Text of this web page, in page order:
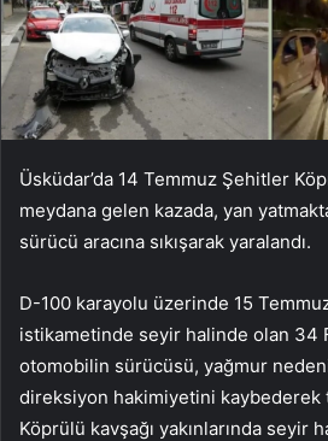
Üsküdar’da 14 Temmuz Şehitler
meydana gelen kazada, yan
sürücü aracına sıkışarak yaralandı.
D-100 karayolu üzerinde 15
istikametinde seyir halinde olan 34
otomobilin sürücüsü, yağmur
direksiyon hakimiyetini kaybederek
Köprülü kavşağı yakınlarında seyir